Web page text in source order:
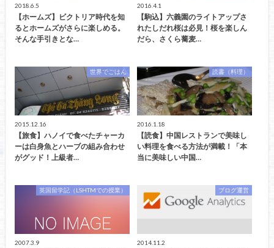
2018.6.5
【ホームズ】ビクトリア時代を知
るとホームズがさらに楽しめる。
そんな手引きとな…
2016.4.1
【駒込】六義園のライトアップさ
れたしだれ桜は必見！桜を楽しん
だら、さくら蕎麦…
世界でごはん
2015.12.16
【旅食】ハノイで食べたチャーカ
ーは白身魚とハーブの組み合わせ
がグッド！上級者…
読書（料理）
2016.1.18
【読食】中国レストランで美味し
い料理を食べる方法が満載！「本
当に美味しい中国…
英国留学記（LSHTMでの授業）
2007.3.9
ブログ運営
2014.11.2